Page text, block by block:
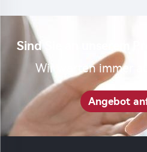
Sind Sie an unserem
Wir warten immer
Angebot